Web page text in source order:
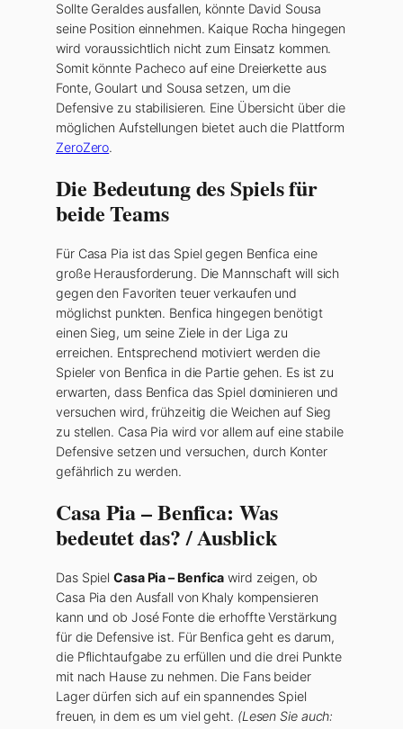
Sollte Geraldes ausfallen, könnte David Sousa
seine Position einnehmen. Kaique Rocha hingegen
wird voraussichtlich nicht zum Einsatz kommen.
Somit könnte Pacheco auf eine Dreierkette aus
Fonte, Goulart und Sousa setzen, um die
Defensive zu stabilisieren. Eine Übersicht über die
möglichen Aufstellungen bietet auch die Plattform
ZeroZero.
Die Bedeutung des Spiels für
beide Teams
Für Casa Pia ist das Spiel gegen Benfica eine
große Herausforderung. Die Mannschaft will sich
gegen den Favoriten teuer verkaufen und
möglichst punkten. Benfica hingegen benötigt
einen Sieg, um seine Ziele in der Liga zu
erreichen. Entsprechend motiviert werden die
Spieler von Benfica in die Partie gehen. Es ist zu
erwarten, dass Benfica das Spiel dominieren und
versuchen wird, frühzeitig die Weichen auf Sieg
zu stellen. Casa Pia wird vor allem auf eine stabile
Defensive setzen und versuchen, durch Konter
gefährlich zu werden.
Casa Pia – Benfica: Was
bedeutet das? / Ausblick
Das Spiel Casa Pia – Benfica wird zeigen, ob
Casa Pia den Ausfall von Khaly kompensieren
kann und ob José Fonte die erhoffte Verstärkung
für die Defensive ist. Für Benfica geht es darum,
die Pflichtaufgabe zu erfüllen und die drei Punkte
mit nach Hause zu nehmen. Die Fans beider
Lager dürfen sich auf ein spannendes Spiel
freuen, in dem es um viel geht. (Lesen Sie auch: